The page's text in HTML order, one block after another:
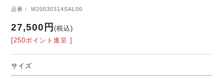
品番： M20030314SAL00
27,500円(税込)
[250ポイント進呈 ]
サイズ